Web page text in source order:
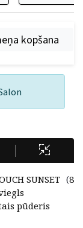
kopšana
SUNSET
pūderis
(8g